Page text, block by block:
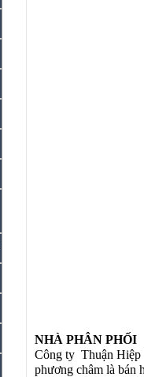
NHÀ PHÂN PHỐI
Công ty Thuận Hiệp
phương châm là bán